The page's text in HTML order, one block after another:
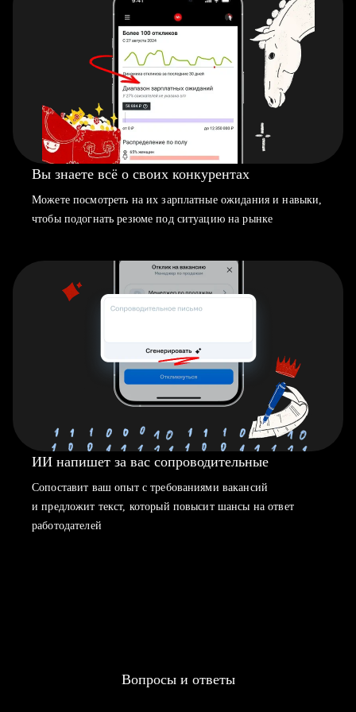
Вы знаете всё о своих конкурентах
Можете посмотреть на их зарплатные ожидания и навыки,
чтобы подогнать резюме под ситуацию на рынке
ИИ напишет за вас сопроводительные
Сопоставит ваш опыт с требованиями вакансий
и предложит текст, который повысит шансы на ответ
работодателей
Вопросы и ответы